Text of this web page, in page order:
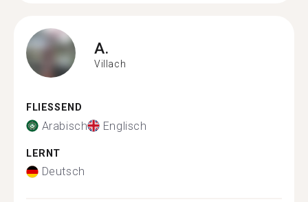
A.
Villach
FLIESSEND
Arabisch Englisch
LERNT
Deutsch